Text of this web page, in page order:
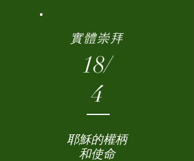
實體崇拜
18/
4
耶穌的權柄
和使命